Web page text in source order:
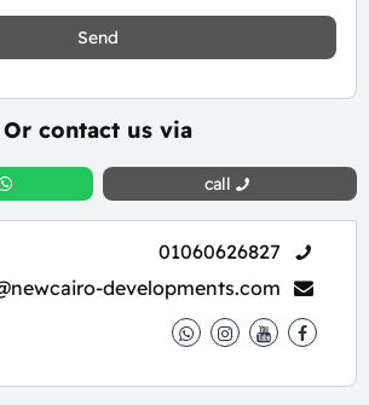
Send
Or contact us via
call
01060626827
developments.com